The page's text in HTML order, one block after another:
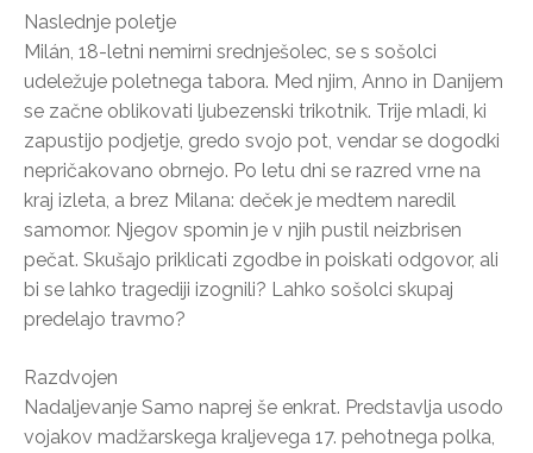
Naslednje poletje
Milán, 18-letni nemirni srednješolec, se s sošolci
udeležuje poletnega tabora. Med njim, Anno in Danijem
se začne oblikovati ljubezenski trikotnik. Trije mladi, ki
zapustijo podjetje, gredo svojo pot, vendar se dogodki
nepričakovano obrnejo. Po letu dni se razred vrne na
kraj izleta, a brez Milana: deček je medtem naredil
samomor. Njegov spomin je v njih pustil neizbrisen
pečat. Skušajo priklicati zgodbe in poiskati odgovor, ali
bi se lahko tragediji izognili? Lahko sošolci skupaj
predelajo travmo?
Razdvojen
Nadaljevanje Samo naprej še enkrat. Predstavlja usodo
vojakov madžarskega kraljevega 17. pehotnega polka,